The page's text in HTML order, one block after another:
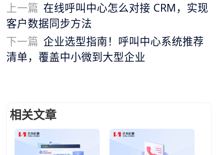
上一篇 在线呼叫中心怎么对接 CRM，实现
客户数据同步方法
下一篇 企业选型指南！呼叫中心系统推荐
清单，覆盖中小微到大型企业
相关文章